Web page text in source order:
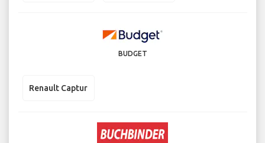
BUDGET
Renault Captur